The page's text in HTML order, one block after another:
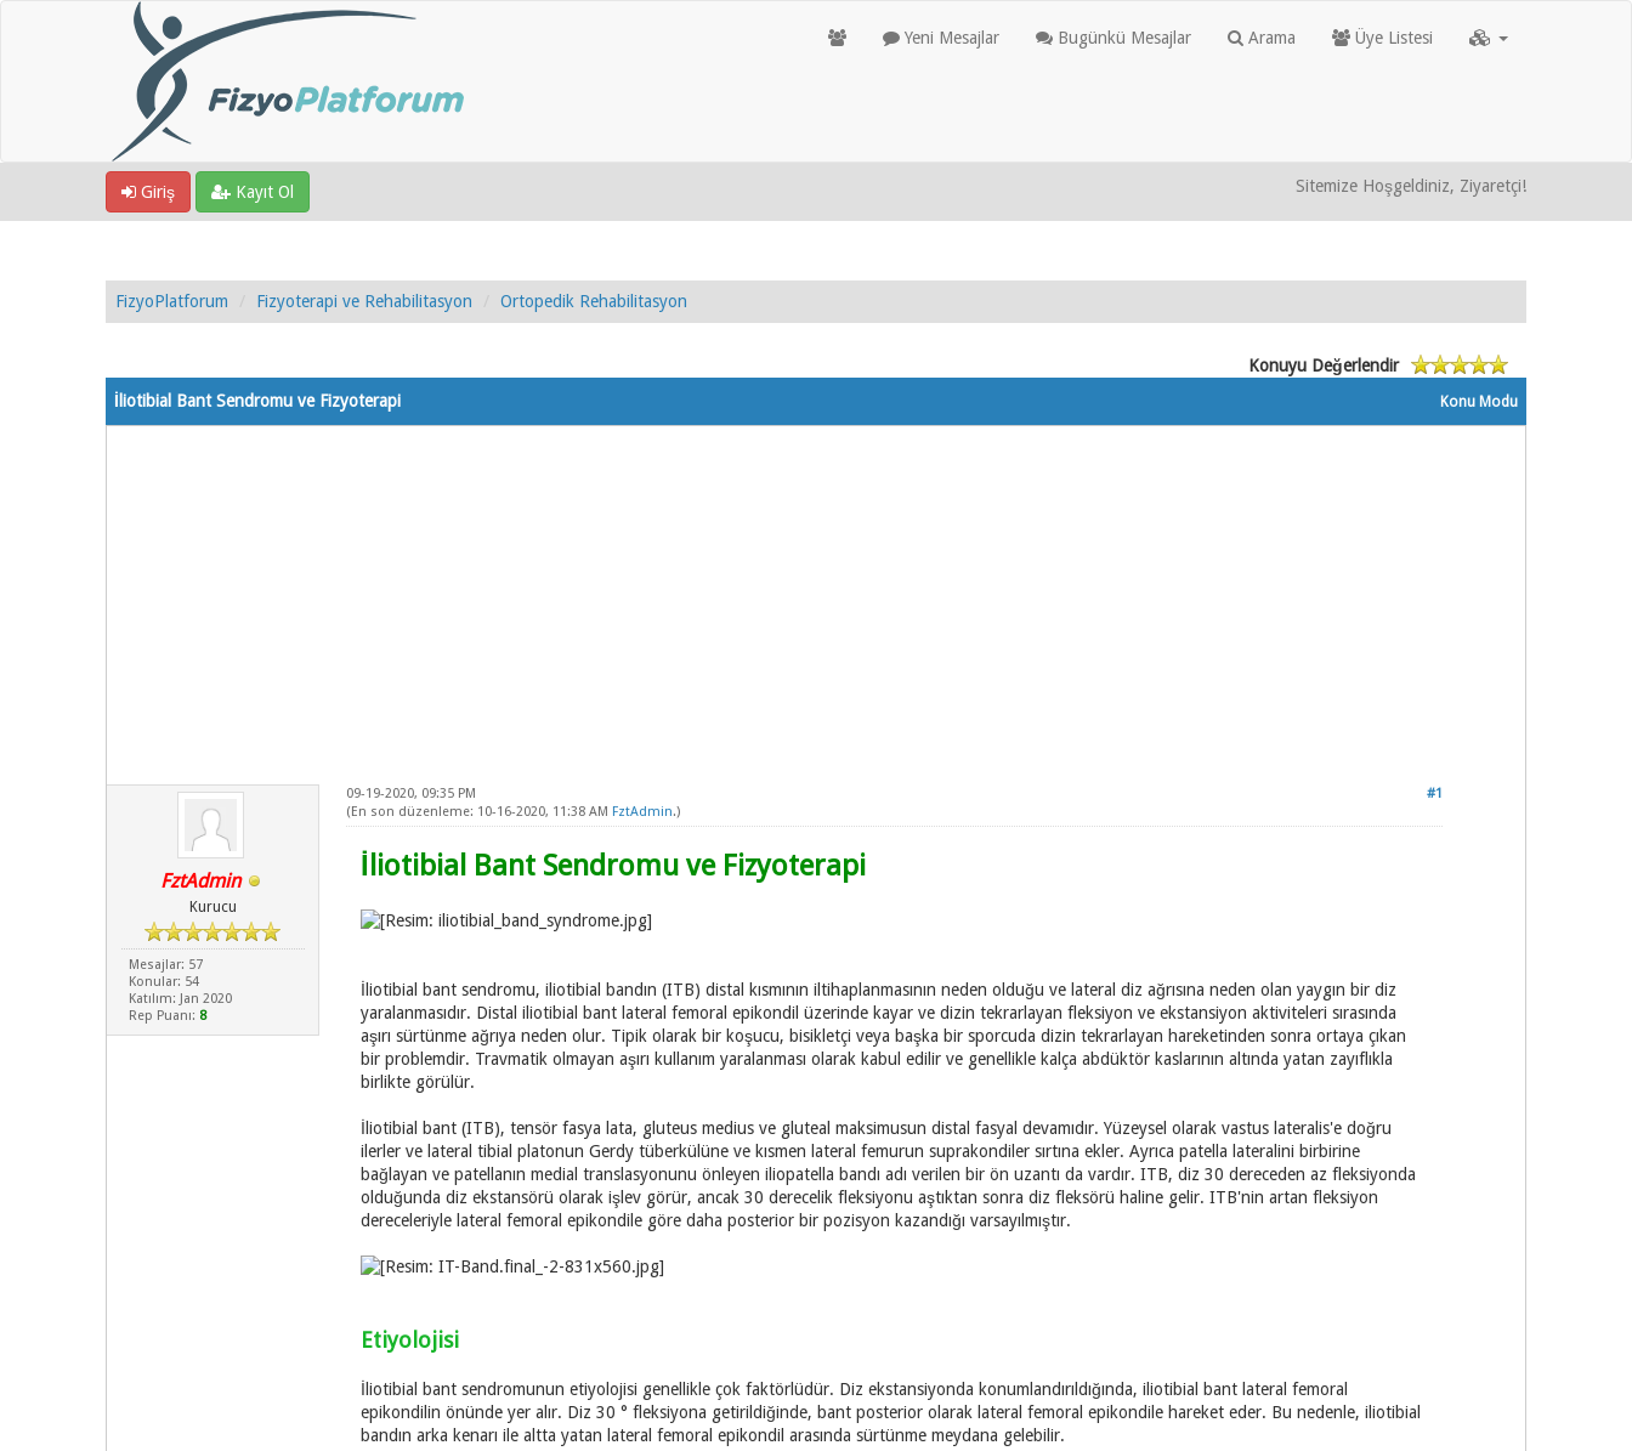
Yeni Mesajlar Bugünkü Mesajlar Arama Üye Listesi
Giriş Kayıt Ol Sitemize Hoşgeldiniz, Ziyaretçi!
FizyoPlatforum Fizyoterapi ve Rehabilitasyon Ortopedik Rehabilitasyon
Konuyu Değerlendir
Konu Modu
İliotibial Bant Sendromu ve Fizyoterapi
FztAdmin
Kurucu
Mesajlar: 57
Konular: 54
Katılım: Jan 2020
Rep Puanı: 8
#1
09-19-2020, 09:35 PM
(En son düzenleme: 10-16-2020, 11:38 AM FztAdmin.)
İliotibial Bant Sendromu ve Fizyoterapi
İliotibial bant sendromu, iliotibial bandın (ITB) distal kısmının iltihaplanmasının neden olduğu ve lateral diz ağrısına neden olan yaygın bir diz
yaralanmasıdır. Distal iliotibial bant lateral femoral epikondil üzerinde kayar ve dizin tekrarlayan fleksiyon ve ekstansiyon aktiviteleri sırasında
aşırı sürtünme ağrıya neden olur. Tipik olarak bir koşucu, bisikletçi veya başka bir sporcuda dizin tekrarlayan hareketinden sonra ortaya çıkan
bir problemdir. Travmatik olmayan aşırı kullanım yaralanması olarak kabul edilir ve genellikle kalça abdüktör kaslarının altında yatan zayıflıkla
birlikte görülür.
İliotibial bant (ITB), tensör fasya lata, gluteus medius ve gluteal maksimusun distal fasyal devamıdır. Yüzeysel olarak vastus lateralis'e doğru
ilerler ve lateral tibial platonun Gerdy tüberkülüne ve kısmen lateral femurun suprakondiler sırtına ekler. Ayrıca patella lateralini birbirine
bağlayan ve patellanın medial translasyonunu önleyen iliopatella bandı adı verilen bir ön uzantı da vardır. ITB, diz 30 dereceden az fleksiyonda
olduğunda diz ekstansörü olarak işlev görür, ancak 30 derecelik fleksiyonu aştıktan sonra diz fleksörü haline gelir. ITB'nin artan fleksiyon
dereceleriyle lateral femoral epikondile göre daha posterior bir pozisyon kazandığı varsayılmıştır.
Etiyolojisi
İliotibial bant sendromunun etiyolojisi genellikle çok faktörlüdür. Diz ekstansiyonda konumlandırıldığında, iliotibial bant lateral femoral
epikondilin önünde yer alır. Diz 30 ° fleksiyona getirildiğinde, bant posterior olarak lateral femoral epikondile hareket eder. Bu nedenle, iliotibial
bandın arka kenarı ile altta yatan lateral femoral epikondil arasında sürtünme meydana gelebilir.